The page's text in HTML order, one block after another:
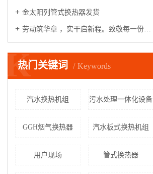
金太阳列管式换热器发货
劳动筑华章 ，实干启新程。致敬每一份坚守，致敬一线工作者，五一劳动节快乐！
热门关键词 Keywords
K
汽水换热机组 污水处理一体化设备
GGH烟气换热器 汽水板式换热机组
用户现场 管式换热器